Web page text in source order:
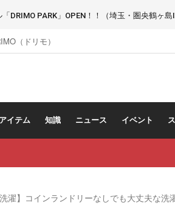
DRIMO PARK」OPEN！！（埼玉・圏央鶴ヶ島
（ドリモ）
イテム 知識 ニュース イベント
濯】コインランドリーなしでも大丈夫な洗